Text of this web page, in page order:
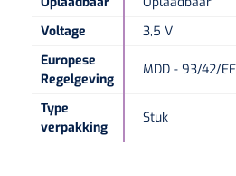
Voltage
3,5 V
Europese
Regelgeving
MDD - 93/42/
Type
verpakking
Stuk